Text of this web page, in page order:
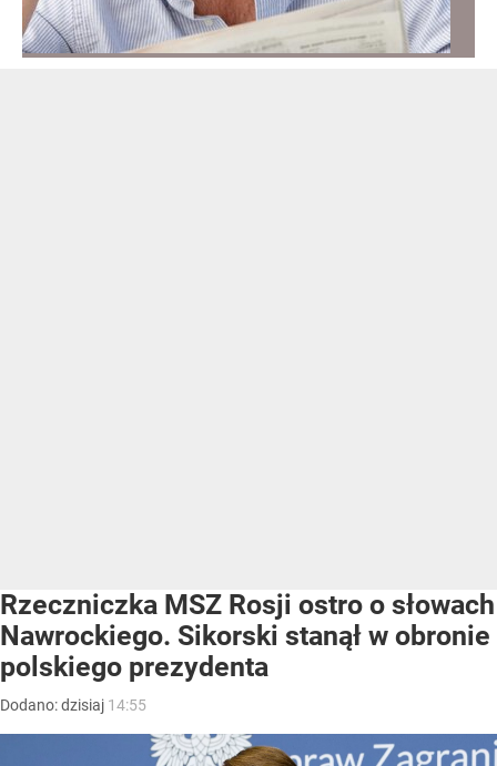
Rzeczniczka MSZ Rosji ostro o słowach
Nawrockiego. Sikorski stanął w obronie
polskiego prezydenta
Dodano:dzisiaj 14:55